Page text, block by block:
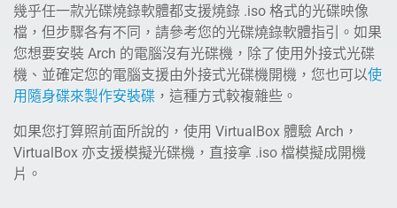
幾乎任一款光碟燒錄軟體都支援燒錄 .iso 格式的光碟映像
檔，但步驟各有不同，請參考您的光碟燒錄軟體指引。如果
您想要安裝 Arch 的電腦沒有光碟機，除了使用外接式光碟
機、並確定您的電腦支援由外接式光碟機開機，您也可以使
用隨身碟來製作安裝碟 ，這種方式較複雜些。
如果您打算照前面所說的，使用 VirtualBox 體驗 Arch，
VirtualBox 亦支援模擬光碟機，直接拿 .iso 檔模擬成開機
片。